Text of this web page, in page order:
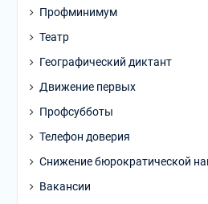
Профминимум
Театр
Географический диктант
Движение первых
Профсубботы
Телефон доверия
Снижение бюрократической
Вакансии